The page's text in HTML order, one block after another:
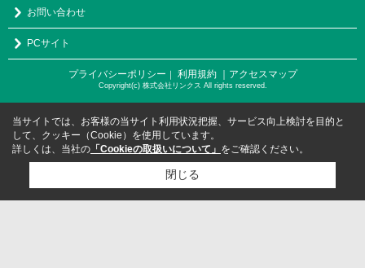
お問い合わせ
PCサイト
プライバシーポリシー 利用規約 ｜アクセスマップ
Copyright(c) 株式会社リンクス All rights reserved.
当サイトでは、お客様の当サイト利用状況把握、サービス向上検討を目的と
して、クッキー（Cookie）を使用しています。
詳しくは、当社の 「Cookieの取扱いについて」 をご確認ください。
閉じる